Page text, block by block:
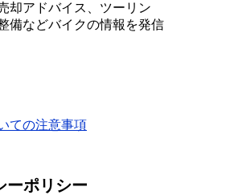
却アドバイス、ツーリン
備などバイクの情報を発信
ての注意事項
ーポリシー